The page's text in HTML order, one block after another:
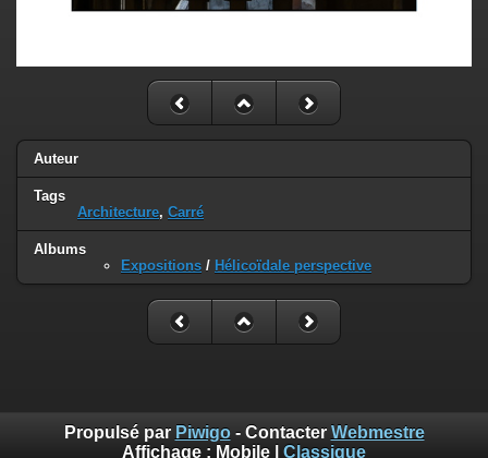
Auteur
Tags
Architecture, Carré
Albums
Expositions / Hélicoïdale perspective
Propulsé par Piwigo- Contacter Webmestre
Affichage : Mobile Classique